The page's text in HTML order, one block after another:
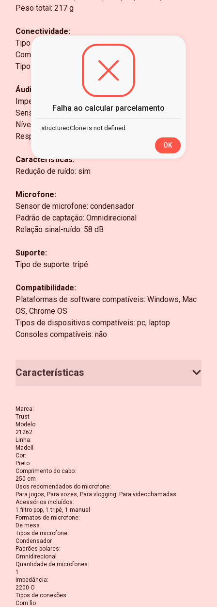
Peso total: 217 g
Conectividade:
Tipo de conexão: com fio
Comprimento do cabo: cabo principal 250 cm
Tipo de conector: 3,5 mm
Áudio:
Impedância: 2200 Ohm
Sensibilidade: -45 dB
Nível de pressão sonora: 115 dB
Resposta de frequência: 50 Hz - 16.000 Hz
Características:
Redução de ruído: sim
Microfone:
Sensor de microfone: condensador
Padrão de captação: Omnidirecional
Relação sinal-ruído: 58 dB
Suporte:
Tipo de suporte: tripé
Compatibilidade:
Plataformas de software compatíveis: Windows, Mac
OS, Chrome OS
Tipos de dispositivos compatíveis: pc, laptop
Consoles compatíveis: não
Características
Marca:
Trust
Modelo:
21262
Linha:
Madell
Cor:
Preto
Comprimento do cabo:
250 cm
Usos recomendados do microfone:
Para jogos, Para vozes, Para vlogging, Para videochamadas
Acessórios incluídos:
1 filtro pop, 1 tripé, 1 manual
Formatos de microfone:
De mesa
Tipos de microfone:
Condensador
Padrões polares:
Omnidirecional
Quantidade de microfones:
1
Impedância:
2200 O
Tipos de conexões:
Com fio
Falha ao calcular parcelamento
structuredClone is not defined
OK